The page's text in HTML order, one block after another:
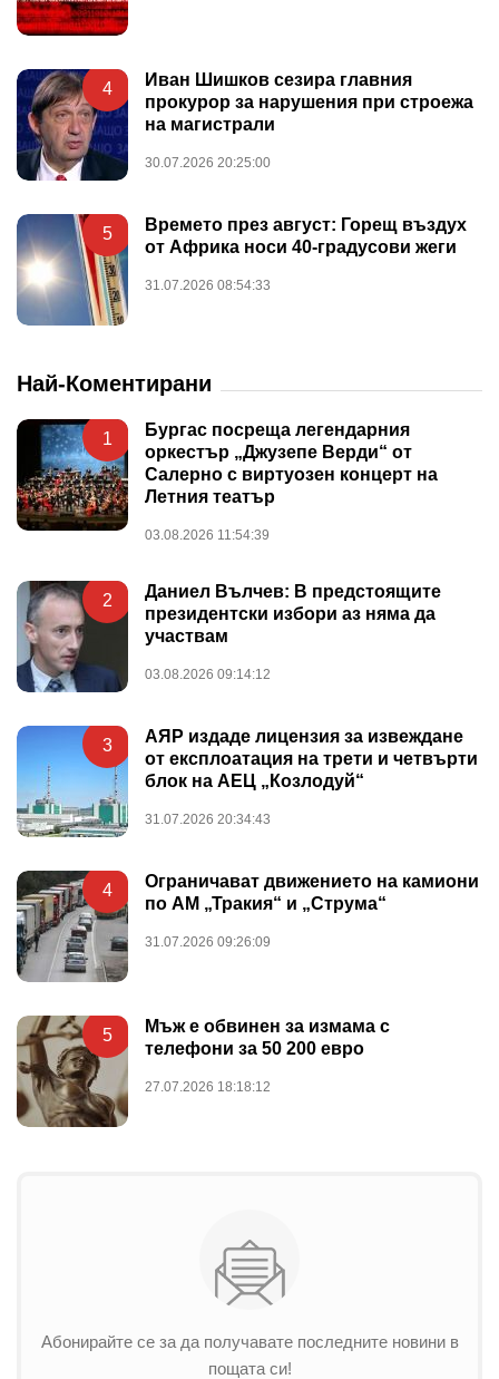
4
Иван Шишков сезира главния
прокурор за нарушения при строежа
на магистрали
30.07.2026 20:25:00
5
Времето през август: Горещ въздух
от Африка носи 40-градусови жеги
31.07.2026 08:54:33
Най-Коментирани
1
Бургас посреща легендарния
оркестър „Джузепе Верди“ от
Салерно с виртуозен концерт на
Летния театър
03.08.2026 11:54:39
2
Даниел Вълчев: В предстоящите
президентски избори аз няма да
участвам
03.08.2026 09:14:12
3
АЯР издаде лицензия за извеждане
от експлоатация на трети и четвърти
блок на АЕЦ „Козлодуй“
31.07.2026 20:34:43
4
Ограничават движението на камиони
по АМ „Тракия“ и „Струма“
31.07.2026 09:26:09
5
Мъж е обвинен за измама с
телефони за 50 200 евро
27.07.2026 18:18:12
Абонирайте се за да получавате последните новини в
пощата си!